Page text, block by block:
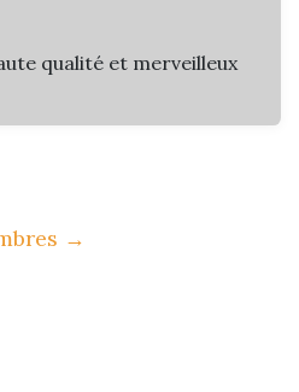
qualité et merveilleux
→